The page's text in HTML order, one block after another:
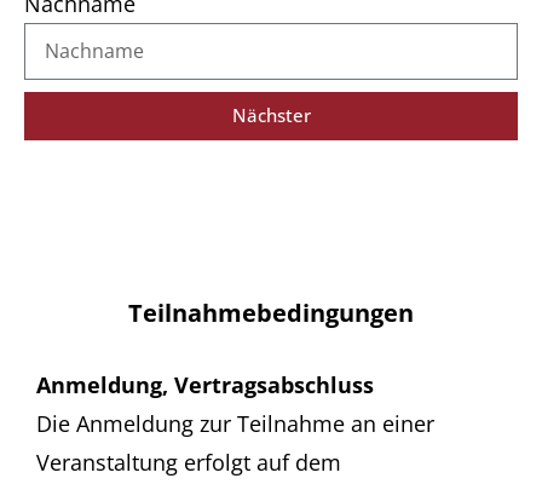
Nächster
Teilnahmebedingungen
Anmeldung, Vertragsabschluss
Die Anmeldung zur Teilnahme an einer
Veranstaltung erfolgt auf dem